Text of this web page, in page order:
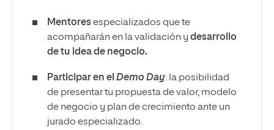
Mentoresespecializados que te
acompañarán en la validación y desarrollo
de tu idea de negocio.
Participar en el Demo Day: la posibilidad
de presentar tu propuesta de valor, modelo
de negocio y plan de crecimiento ante un
jurado especializado.